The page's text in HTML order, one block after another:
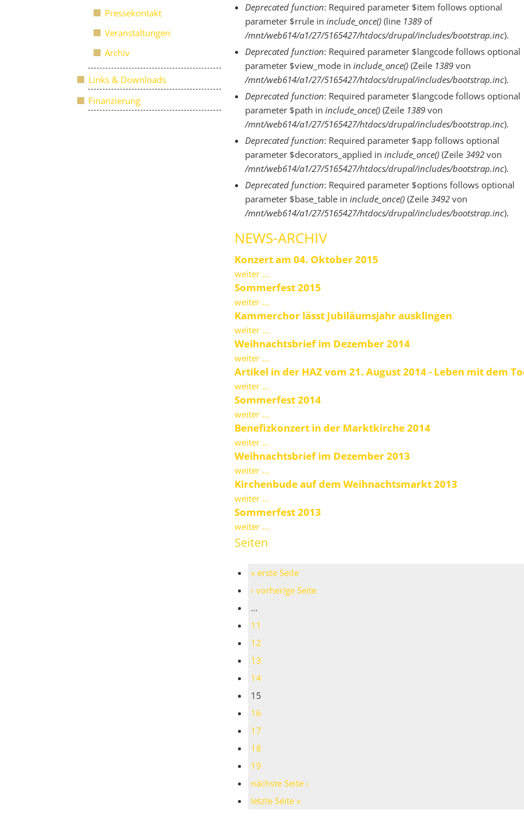
Deprecated function: Required parameter $item follows optional
parameter $rrule ininclude_once() (line 1389 of
/mnt/web614/a1/27/5165427/htdocs/drupal/includes/bootstrap.inc).
Deprecated function: Required parameter $langcode follows optional
parameter $view_mode ininclude_once() (Zeile 1389 von
/mnt/web614/a1/27/5165427/htdocs/drupal/includes/bootstrap.inc).
Deprecated function: Required parameter $langcode follows optional
parameter $path ininclude_once() (Zeile 1389 von
/mnt/web614/a1/27/5165427/htdocs/drupal/includes/bootstrap.inc).
Deprecated function: Required parameter $app follows optional
parameter $decorators_applied ininclude_once() (Zeile3492 von
/mnt/web614/a1/27/5165427/htdocs/drupal/includes/bootstrap.inc).
Deprecated function: Required parameter $options follows optional
parameter $base_table ininclude_once() (Zeile3492 von
/mnt/web614/a1/27/5165427/htdocs/drupal/includes/bootstrap.inc).
NEWS-ARCHIV
Konzert am 04. Oktober 2015
weiter ...
Sommerfest 2015
weiter ...
Kammerchor lässt Jubiläumsjahr ausklingen
weiter ...
Weihnachtsbrief im Dezember 2014
weiter ...
Artikel in der HAZ vom 21. August 2014 - Leben mit dem
weiter ...
Sommerfest 2014
weiter ...
Benefizkonzert in der Marktkirche 2014
weiter ...
Weihnachtsbrief im Dezember 2013
weiter ...
Kirchenbude auf dem Weihnachtsmarkt 2013
weiter ...
Sommerfest 2013
weiter ...
Seiten
« erste Seite
‹ vorherige Seite
…
11
12
13
14
15
16
17
18
19
nächste Seite ›
letzte Seite »
Pressekontakt
Veranstaltungen
Archiv
Links & Downloads
Finanzierung